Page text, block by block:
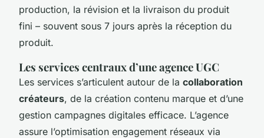
production, la révision et la livraison du produit
fini – souvent sous 7 jours après la réception du
produit.
Les services centraux d’une agence UGC
Les services s’articulent autour de la collaboration
créateurs, de la création contenu marque et d’une
gestion campagnes digitales efficace. L’agence
assure l’optimisation engagement réseaux via